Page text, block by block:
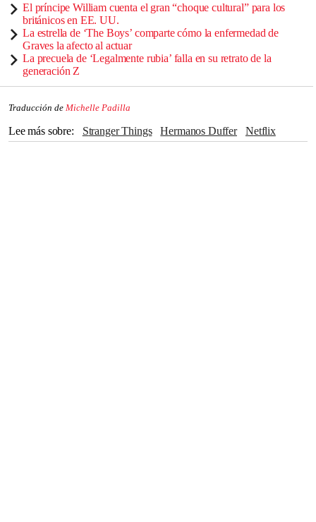
El príncipe William cuenta el gran “choque cultural” para los
británicos en EE. UU.
La estrella de ‘The Boys’ comparte cómo la enfermedad de
Graves la afecto al actuar
La precuela de ‘Legalmente rubia’ falla en su retrato de la
generación Z
Traducción de Michelle Padilla
Lee más sobre Stranger Things hermanos Duffer
Netflix